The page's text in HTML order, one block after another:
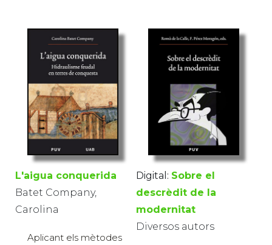
L'aigua conquerida
Batet Company,
Carolina
Aplicant els mètodes
Digital: Sobre el
descrèdit de la
modernitat
Diversos autors